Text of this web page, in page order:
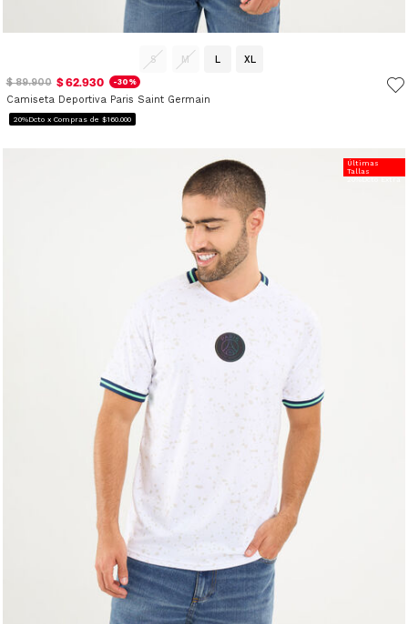
S M L
XL
$ 89.900 $ 62.930 -30%
Camiseta Deportiva Paris Saint Germain
20%Dcto x Compras de $160.000
Últimas
Tallas